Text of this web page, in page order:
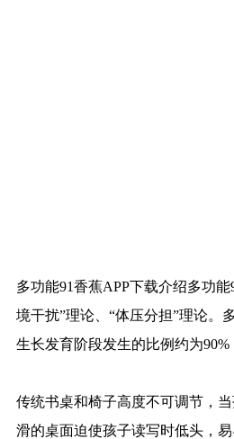
多功能91香蕉APP下载介绍多功能91
境干扰”理论、“体压分担”理论
生长发育阶段发生的比例约为
传统书桌和椅子高度不可调节，当
滑的桌面迫使孩子读写时低头，易